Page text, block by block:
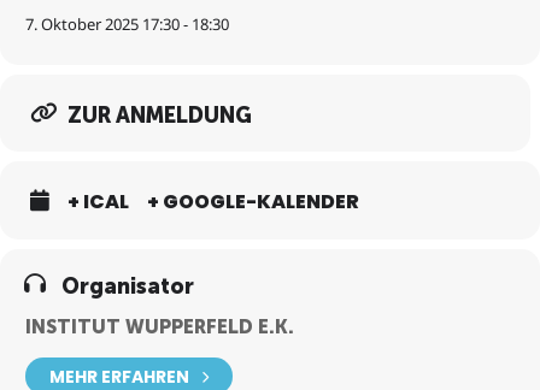
7. Oktober 2025 17:30 - 18:30
ZUR ANMELDUNG
+ ICAL + GOOGLE-KALENDER
Organisator
INSTITUT WUPPERFELD E.K.
MEHR ERFAHREN